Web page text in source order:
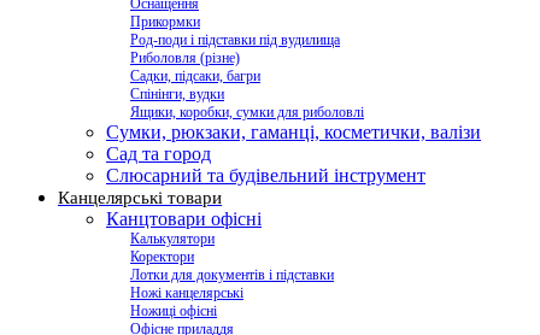
Оснащення
Прикормки
Род-поди і підставки під вудилища
Риболовля (різне)
Садки, підсаки, багри
Спінінги, вудки
Ящики, коробки, сумки для риболовлі
Сумки, рюкзаки, гаманці, косметички, валізи
Сад та город
Слюсарний та будівельний інструмент
Канцелярські товари
Канцтовари офісні
Калькулятори
Коректори
Лотки для документів і підставки
Ножі канцелярські
Ножиці офісні
Офісне приладдя